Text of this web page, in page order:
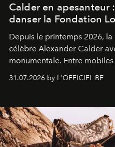
Calder en
danser la Fondation
Depuis le printemps 2026,
célèbre Alexander Calder
monumentale. Entre
américain investit les
sculpture.
31.07.2026 by L'OFFICIEL BE